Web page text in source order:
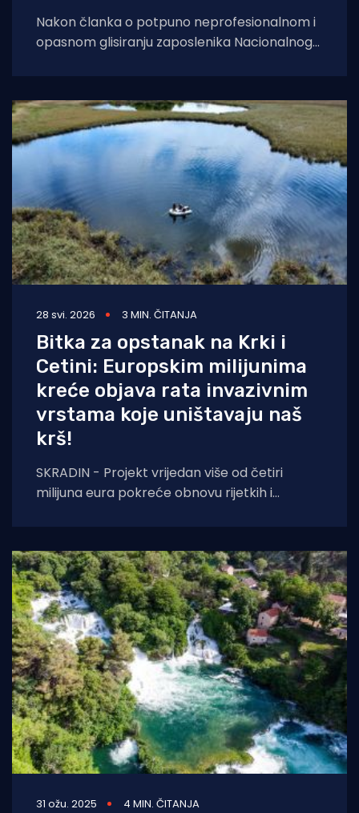
Nakon članka o potpuno neprofesionalnom i
opasnom glisiranju zaposlenika Nacionalnog
28 svi. 2026 3 MIN. ČITANJA
Bitka za opstanak na Krki i
Cetini: Europskim milijunima
kreće objava rata invazivnim
vrstama koje uništavaju naš
krš!
SKRADIN - Projekt vrijedan više od četiri
milijuna eura pokreće obnovu rijetkih i
31 ožu. 2025 4 MIN. ČITANJA